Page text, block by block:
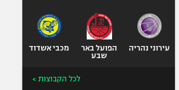
ספורט אתגרי
ואקסטרים
אומנויות לחימה
עירוני נהריה
הפועל באר
שבע
מכבי אשדוד
לכל הקבוצות >